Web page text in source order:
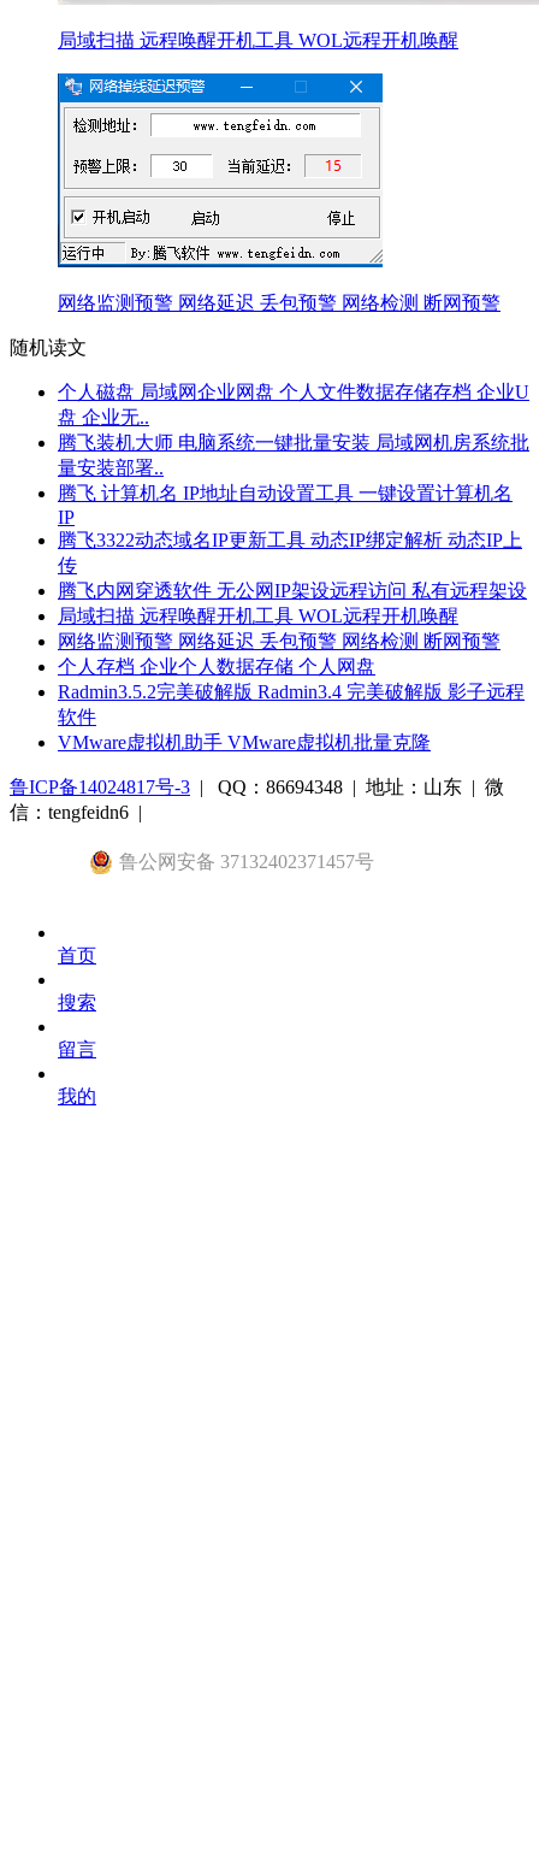
局域扫描 远程唤醒开机工具 WOL远程开机唤醒
网络监测预警 网络延迟 丢包预警 网络检测 断网预警
随机读文
个人磁盘 局域网企业网盘 个人文件数据存储存档 企业U
盘 企业无..
腾飞装机大师 电脑系统一键批量安装 局域网机房系统批
量安装部署..
腾飞 计算机名 IP地址自动设置工具 一键设置计算机名
IP
腾飞3322动态域名IP更新工具 动态IP绑定解析 动态IP上
传
腾飞内网穿透软件 无公网IP架设远程访问 私有远程架设
局域扫描 远程唤醒开机工具 WOL远程开机唤醒
网络监测预警 网络延迟 丢包预警 网络检测 断网预警
个人存档 企业个人数据存储 个人网盘
Radmin3.5.2完美破解版 Radmin3.4 完美破解版 影子远程
软件
VMware虚拟机助手 VMware虚拟机批量克隆
鲁ICP备14024817号-3 | QQ：86694348 | 地址：山东 | 微
信：tengfeidn6 |
鲁公网安备 37132402371457号
首页
搜索
留言
我的